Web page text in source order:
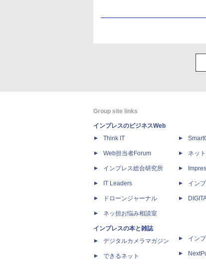
Group site links
インプレスのビジネスWeb
Think IT
Web担当者Forum
インプレス総合研究所
IT Leaders
ドローンジャーナル
ネッ担お悩み相談室
インプレスの本と雑誌
デジタルカメラマガジン
できるネット
ネッ
イン
イン